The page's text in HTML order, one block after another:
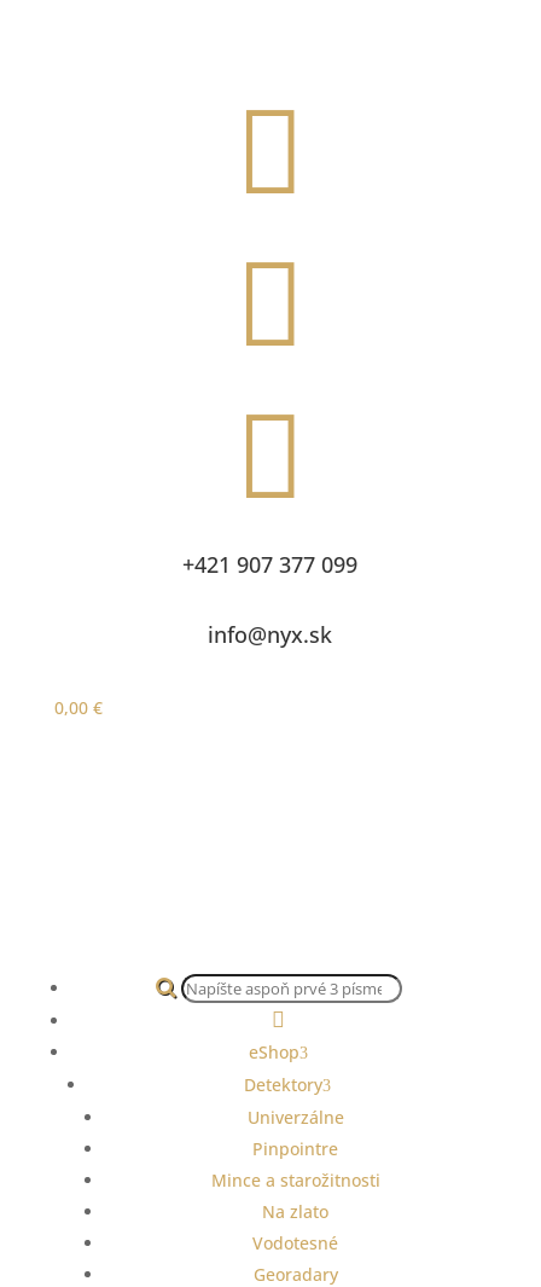



+421 907 377 099
info@nyx.sk
0,00 €
search

eShop
Detektory
Univerzálne
Pinpointre
Mince a starožitnosti
Na zlato
Vodotesné
Georadary